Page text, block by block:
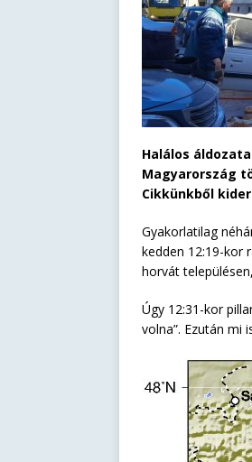
Halálos
Magyarország
Cikkünkből
Gyakorlatilag
kedden 12:19-kor
horvát
Úgy 12:31-kor
volna”. Ezután mi